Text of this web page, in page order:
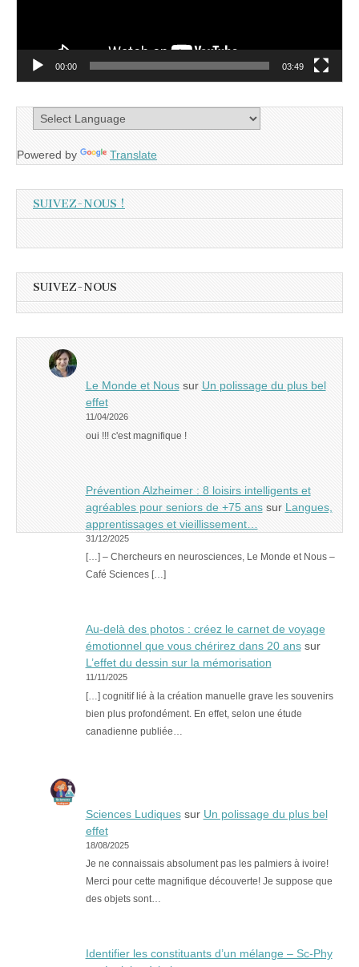
00:00 03:49
Powered by Translate
SUIVEZ-NOUS !
SUIVEZ-NOUS
Le Monde et Noussur Un polissage du plus bel
effet
11/04/2026
oui !!! c'est magnifique !
Prévention Alzheimer : 8 loisirs intelligents et
agréables pour seniors de +75 anssur Langues,
apprentissages et vieillissement…
31/12/2025
[…] – Chercheurs en neurosciences, Le Monde et Nous –
Café Sciences […]
Au-delà des photos : créez le carnet de voyage
émotionnel que vous chérirez dans 20 anssur
L’effet du dessin sur la mémorisation
11/11/2025
[…] cognitif lié à la création manuelle grave les souvenirs
bien plus profondément. En effet, selon une étude
canadienne publiée…
Sciences Ludiquessur Un polissage du plus bel
effet
18/08/2025
Je ne connaissais absolument pas les palmiers à ivoire!
Merci pour cette magnifique découverte! Je suppose que
des objets sont…
Identifier les constituants d’un mélange – Sc-Phy